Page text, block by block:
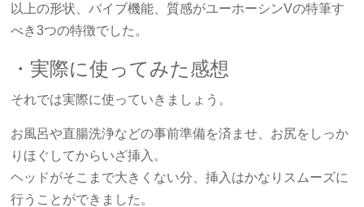
以上の形状、バイブ機能、質感がユーホーシンVの特筆す
べき3つの特徴でした。
・実際に使ってみた感想
それでは実際に使っていきましょう。
お風呂や直腸洗浄などの事前準備を済ませ、お尻をしっか
りほぐしてからいざ挿入。
ヘッドがそこまで大きくない分、挿入はかなりスムーズに
行うことができました。